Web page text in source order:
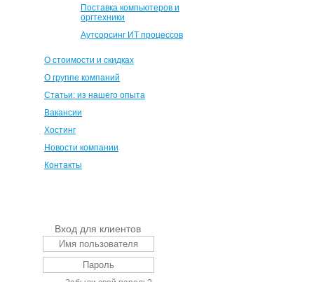
Поставка компьютеров и
оргтехники
Аутсорсинг ИТ процессов
О стоимости и скидках
О группе компаний
Статьи: из нашего опыта
Вакансии
Хостинг
Новости компании
Контакты
Вход для клиентов